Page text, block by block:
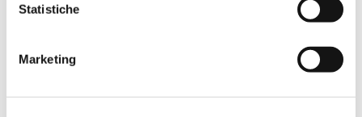
Statistiche
Marketing